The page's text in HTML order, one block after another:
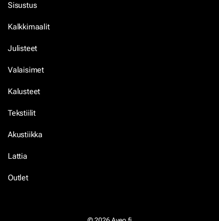
Sisustus
Kalkkimaalit
Julisteet
Valaisimet
Kalusteet
Tekstiilit
Akustiikka
Lattia
Outlet